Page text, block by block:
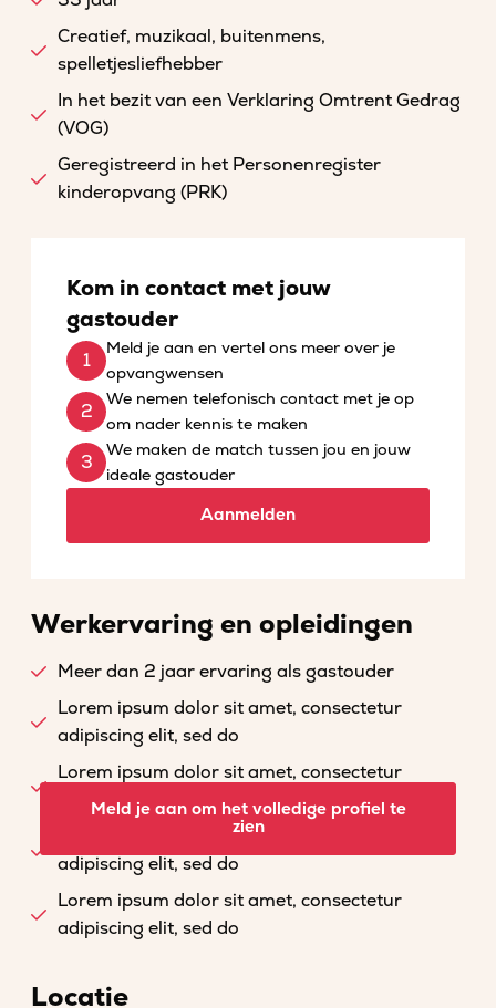
Creatief, muzikaal, buitenmens,
spelletjesliefhebber
In het bezit van een Verklaring Omtrent Gedrag
(VOG)
Geregistreerd in het Personenregister
kinderopvang (PRK)
Kom in contact met jouw
gastouder
Meld je aan en vertel ons meer over je
opvangwensen
We nemen telefonisch contact met je op
om nader kennis te maken
We maken de match tussen jou en jouw
ideale gastouder
Aanmelden
Werkervaring en opleidingen
Meer dan 2 jaar ervaring als gastouder
Lorem ipsum dolor sit amet, consectetur
adipiscing elit, sed do
Lorem ipsum dolor sit amet, consectetur
adipiscing elit, sed do
Lorem ipsum dolor sit amet, consectetur
adipiscing elit, sed do
Lorem ipsum dolor sit amet, consectetur
adipiscing elit, sed do
Meld je aan om het volledige profiel te
zien
Locatie